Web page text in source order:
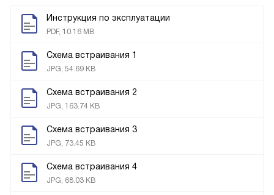
Инструкция по эксплуатации
PDF, 10.16 MB
Схема встраивания 1
JPG, 54.69 KB
Схема встраивания 2
JPG, 163.74 KB
Схема встраивания 3
JPG, 73.45 KB
Схема встраивания 4
JPG, 68.03 KB